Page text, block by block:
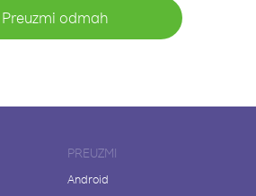
Preuzmi odmah
PREUZMI
Android